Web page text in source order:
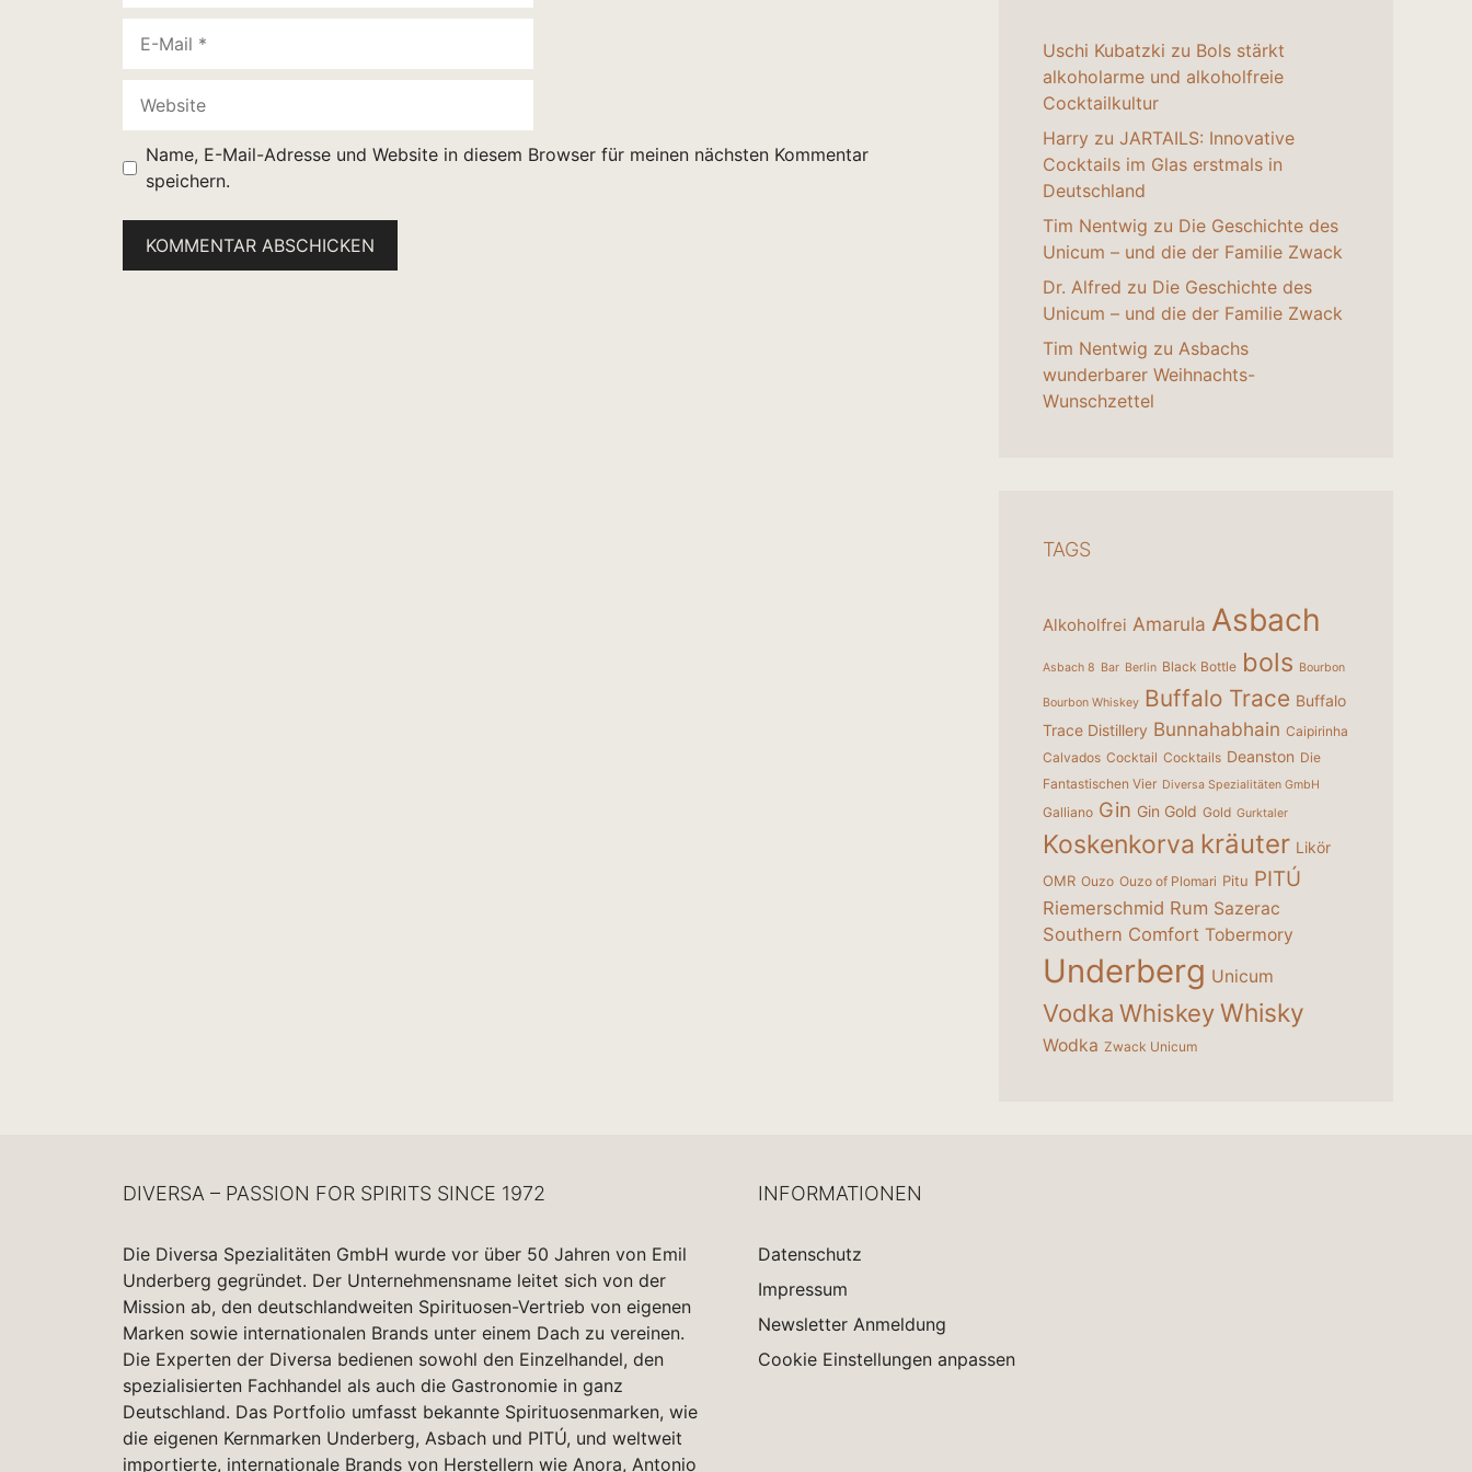
Mail
Name, E-Mail-Adresse und Website in diesem Browser für meinen nächsten Kommentar
speichern.
Uschi Kubatzki zu Bols stärkt
alkoholarme und alkoholfreie
Cocktailkultur
Harry zu JARTAILS: Innovative
Cocktails im Glas erstmals in
Deutschland
Tim Nentwig zu Die Geschichte des
Unicum – und die der Familie Zwack
Dr. Alfred zu Die Geschichte des
Unicum – und die der Familie Zwack
Tim Nentwig zu Asbachs
wunderbarer Weihnachts-
Wunschzettel
TAGS
Alkoholfrei Amarula Asbach
Asbach 8 Bar Berlin Black Bottle bols Bourbon
Bourbon Whiskey Buffalo Trace Buffalo
Trace Distillery Bunnahabhain Caipirinha
Calvados Cocktail Cocktails Deanston Die
Fantastischen Vier Diversa Spezialitäten GmbH
Galliano Gin Gin Gold Gold Gurktaler
Koskenkorva kräuter Likör
OMR Ouzo Ouzo of Plomari Pitu PITÚ
Riemerschmid Rum Sazerac
Southern Comfort Tobermory
Underberg Unicum
Vodka WhiskeyWhisky
Wodka Zwack Unicum
DIVERSA – PASSION FOR SPIRITS SINCE 1972
Die Diversa Spezialitäten GmbH wurde vor über 50 Jahren von Emil
Underberg gegründet. Der Unternehmensname leitet sich von der
Mission ab, den deutschlandweiten Spirituosen-Vertrieb von eigenen
Marken sowie internationalen Brands unter einem Dach zu vereinen.
Die Experten der Diversa bedienen sowohl den Einzelhandel, den
spezialisierten Fachhandel als auch die Gastronomie in ganz
Deutschland. Das Portfolio umfasst bekannte Spirituosenmarken, wie
die eigenen Kernmarken Underberg, Asbach und PITÚ, und weltweit
importierte, internationale Brands von Herstellern wie Anora, Antonio
INFORMATIONEN
Datenschutz
Impressum
Newsletter Anmeldung
Cookie Einstellungen anpassen